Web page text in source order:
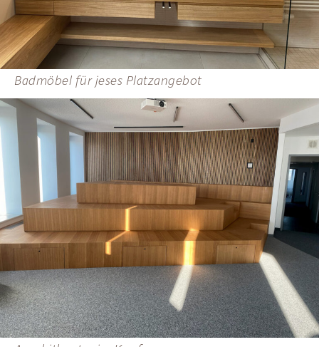
Badmöbel für jeses Platzangebot